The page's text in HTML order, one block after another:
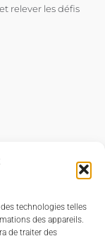
technologies telles
des appareils.
de traiter des
relever les défis